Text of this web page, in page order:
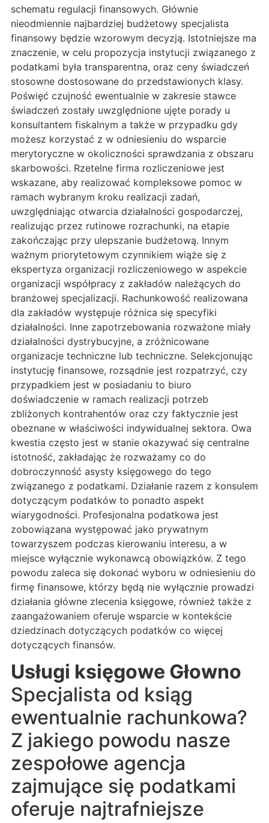
schematu regulacji finansowych. Głównie
nieodmiennie najbardziej budżetowy specjalista
finansowy będzie wzorowym decyzją. Istotniejsze ma
znaczenie, w celu propozycja instytucji związanego z
podatkami była transparentna, oraz ceny świadczeń
stosowne dostosowane do przedstawionych klasy.
Poświęć czujność ewentualnie w zakresie stawce
świadczeń zostały uwzględnione ujęte porady u
konsultantem fiskalnym a także w przypadku gdy
możesz korzystać z w odniesieniu do wsparcie
merytoryczne w okoliczności sprawdzania z obszaru
skarbowości. Rzetelne firma rozliczeniowe jest
wskazane, aby realizować kompleksowe pomoc w
ramach wybranym kroku realizacji zadań,
uwzględniając otwarcia działalności gospodarczej,
realizując przez rutinowe rozrachunki, na etapie
zakończając przy ulepszanie budżetową. Innym
ważnym priorytetowym czynnikiem wiąże się z
ekspertyza organizacji rozliczeniowego w aspekcie
organizacji współpracy z zakładów należących do
branżowej specjalizacji. Rachunkowość realizowana
dla zakładów występuje różnica się specyfiki
działalności. Inne zapotrzebowania rozważone miały
działalności dystrybucyjne, a zróżnicowane
organizacje techniczne lub techniczne. Selekcjonując
instytucję finansowe, rozsądnie jest rozpatrzyć, czy
przypadkiem jest w posiadaniu to biuro
doświadczenie w ramach realizacji potrzeb
zbliżonych kontrahentów oraz czy faktycznie jest
obeznane w właściwości indywidualnej sektora. Owa
kwestia często jest w stanie okazywać się centralne
istotność, zakładając że rozważamy co do
dobroczynność asysty księgowego do tego
związanego z podatkami. Działanie razem z konsulem
dotyczącym podatków to ponadto aspekt
wiarygodności. Profesjonalna podatkowa jest
zobowiązana występować jako prywatnym
towarzyszem podczas kierowaniu interesu, a w
miejsce wyłącznie wykonawcą obowiązków. Z tego
powodu zaleca się dokonać wyboru w odniesieniu do
firmę finansowe, którzy będą nie wyłącznie prowadzi
działania główne zlecenia księgowe, również także z
zaangażowaniem oferuje wsparcie w kontekście
dziedzinach dotyczących podatków co więcej
dotyczących finansów.
Usługi księgowe Głowno
Specjalista od ksiąg
ewentualnie rachunkowa?
Z jakiego powodu nasze
zespołowe agencja
zajmujące się podatkami
oferuje najtrafniejsze